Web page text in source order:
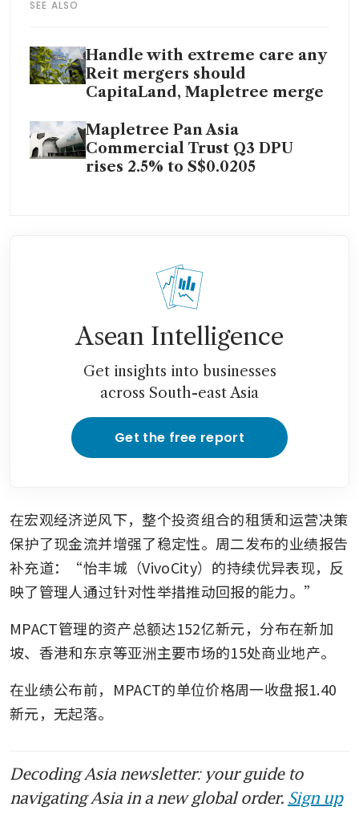
SEE ALSO
Handle with extreme care any
Reit mergers should
CapitaLand, Mapletree merge
Mapletree Pan Asia
Commercial Trust Q3 DPU
rises 2.5% to S$0.0205
Asean Intelligence
Get insights into businesses
across South-east Asia
Get the free report
在宏观经济逆风下，整个投资组合的租赁和运营决策
保护了现金流并增强了稳定性。周二发布的业绩报告
补充道：“怡丰城（VivoCity）的持续优异表现，反
映了管理人通过针对性举措推动回报的能力。”
MPACT管理的资产总额达152亿新元，分布在新加
坡、香港和东京等亚洲主要市场的15处商业地产。
在业绩公布前，MPACT的单位价格周一收盘报1.40
新元，无起落。
Decoding Asia newsletter: your guide to
navigating Asia in a new global order. Sign up